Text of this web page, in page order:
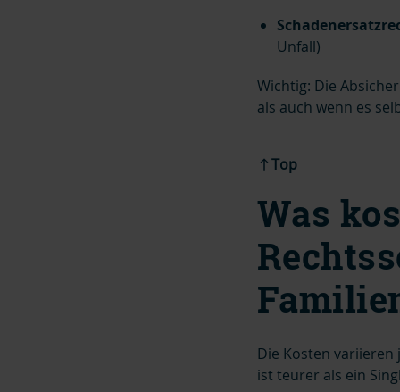
Unfall)
Wichtig: Die
als auch wenn es
Top
Was
Die Kosten
ist teurer als ein